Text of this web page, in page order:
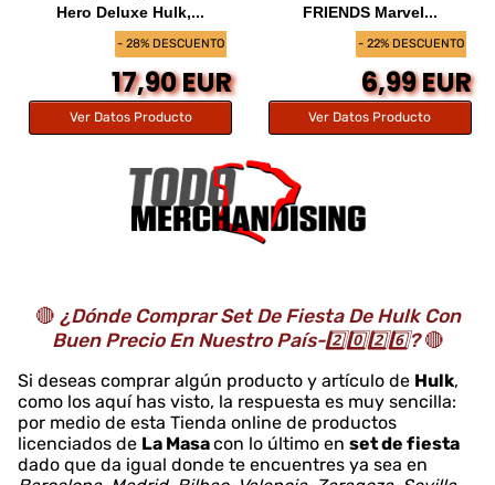
- 28% DESCUENTO
Hero Deluxe Hulk,...
17,90 EUR
Ver Datos Producto
- 22% DESCUENTO
FRIENDS Marvel...
6,99 EUR
Ver Datos Producto
🔴 ¿Dónde Comprar Set De Fiesta De Hulk Con
Buen Precio En Nuestro País-2️⃣0️⃣2️⃣6️⃣?🔴
Si deseas comprar algún producto y artículo de Hulk,
como los aquí has visto, la respuesta es muy sencilla:
por medio de esta Tienda online de productos
licenciados de La Masacon lo último en set de fiesta
dado que da igual donde te encuentres ya sea en